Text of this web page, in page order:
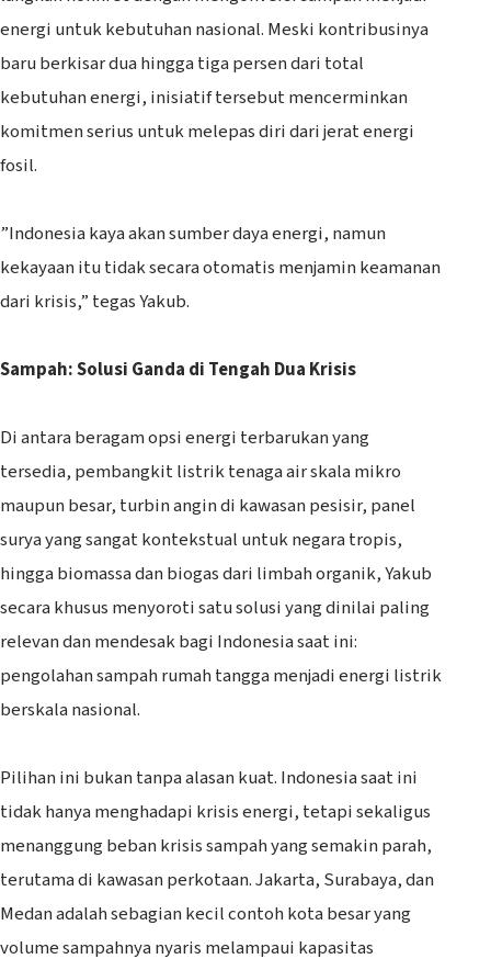
energi untuk kebutuhan nasional. Meski kontribusinya
baru berkisar dua hingga tiga persen dari total
kebutuhan energi, inisiatif tersebut mencerminkan
komitmen serius untuk melepas diri dari jerat energi
fosil.
‎”Indonesia kaya akan sumber daya energi, namun
kekayaan itu tidak secara otomatis menjamin keamanan
dari krisis,” tegas Yakub.
Sampah: Solusi Ganda di Tengah Dua Krisis
‎Di antara beragam opsi energi terbarukan yang
tersedia, pembangkit listrik tenaga air skala mikro
maupun besar, turbin angin di kawasan pesisir, panel
surya yang sangat kontekstual untuk negara tropis,
hingga biomassa dan biogas dari limbah organik, Yakub
secara khusus menyoroti satu solusi yang dinilai paling
relevan dan mendesak bagi Indonesia saat ini:
pengolahan sampah rumah tangga menjadi energi listrik
berskala nasional.
‎Pilihan ini bukan tanpa alasan kuat. Indonesia saat ini
tidak hanya menghadapi krisis energi, tetapi sekaligus
menanggung beban krisis sampah yang semakin parah,
terutama di kawasan perkotaan. Jakarta, Surabaya, dan
Medan adalah sebagian kecil contoh kota besar yang
volume sampahnya nyaris melampaui kapasitas